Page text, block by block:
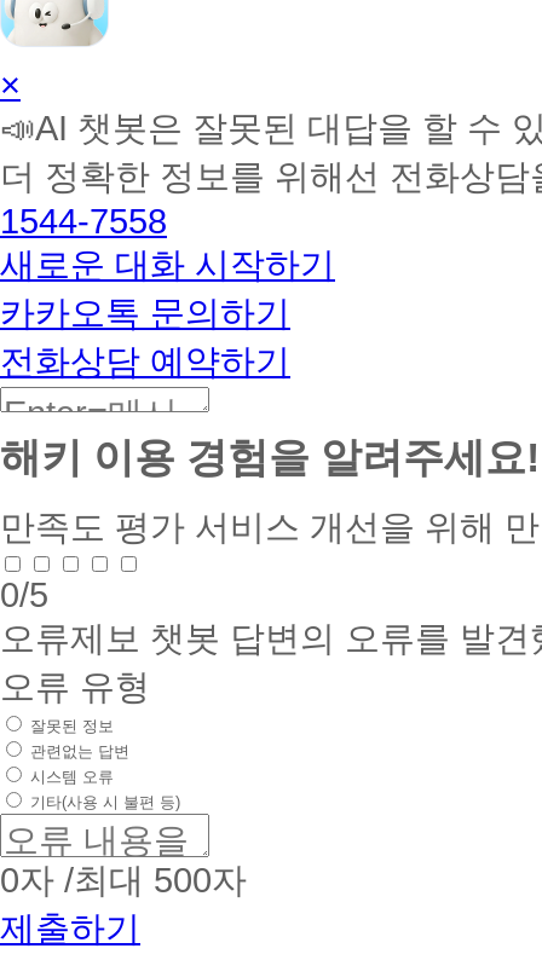
AI
학
습
토
커
BETA
×
📣AI 챗봇은 잘못된 대답을 할 수
더 정확한 정보를 위해선 전화상
1544-7558
새로운 대화 시작하기
카카오톡 문의하기
전화상담 예약하기
해키 이용 경험을 알려주세요!
만족도 평가 서비스 개선을 위해
0/5
오류제보 챗봇 답변의 오류를 발
오류 유형
잘못된 정보
관련없는 답변
시스템 오류
기타(사용 시 불편 등)
0자 /최대 500자
제출하기